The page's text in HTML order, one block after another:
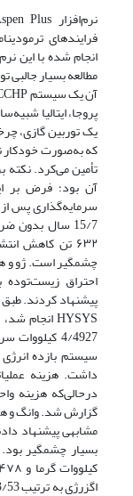
فرایندهای
انجام شده با این
یک توربین گازی،
که به‌صورت خودکار
تأمین می‌کرد. نکته
آن بود؛ فرض بر
15/7 سال
۶۳۲ تن کاهش
احتراق